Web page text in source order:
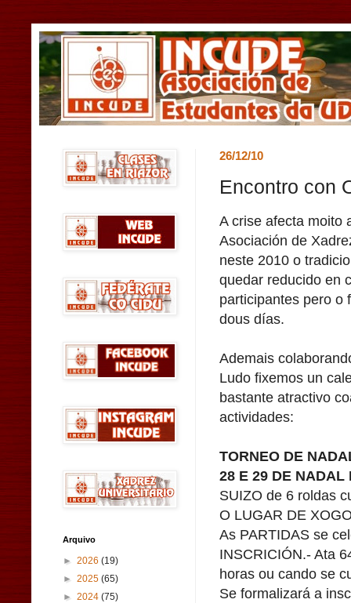
26/12/10
Encontro con
A crise afecta moito
Asociación de
neste 2010 o
quedar reducido en
participantes pero o
dous días.
Ademais
Ludo fixemos un
bastante atractivo
actividades:
TORNEO DE
28 E 29 DE NADAL
SUIZO de 6 roldas
O LUGAR DE
As PARTIDAS se
INSCRICIÓN.- Ata
horas ou cando se
Se formalizará a
Arquivo
► 2026 (19)
► 2025 (65)
► 2024 (75)